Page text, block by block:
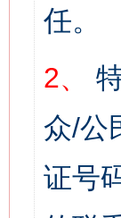
任。
2、
众/公
证号